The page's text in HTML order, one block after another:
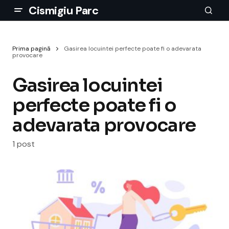
Cismigiu Parc
Prima pagină
Gasirea locuintei perfecte poate fi o adevarata
provocare
Gasirea locuintei
perfecte poate fi o
adevarata provocare
1 post